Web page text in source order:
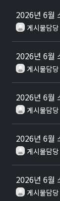
게시물담당
2026년 6월
게시물담당
2026년 6월
게시물담당
2026년 6월
게시물담당
2026년 6월
게시물담당